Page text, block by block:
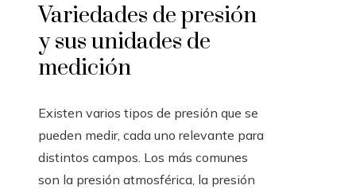
Variedades de presión
y sus unidades de
medición
Existen varios tipos de presión que se
pueden medir, cada uno relevante para
distintos campos. Los más comunes
son la presión atmosférica, la presión